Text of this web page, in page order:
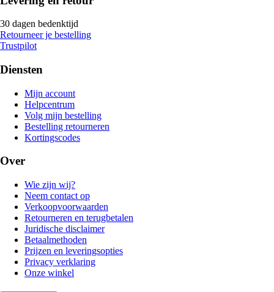
30 dagen bedenktijd
Retourneer je bestelling
Trustpilot
Diensten
Mijn account
Helpcentrum
Volg mijn bestelling
Bestelling retourneren
Kortingscodes
Over
Wie zijn wij?
Neem contact op
Verkoopvoorwaarden
Retourneren en terugbetalen
Juridische disclaimer
Betaalmethoden
Prijzen en leveringsopties
Privacy verklaring
Onze winkel